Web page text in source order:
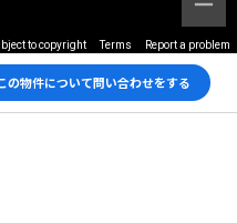
to copyright Terms Report a problem
の物件について問い合わせをする